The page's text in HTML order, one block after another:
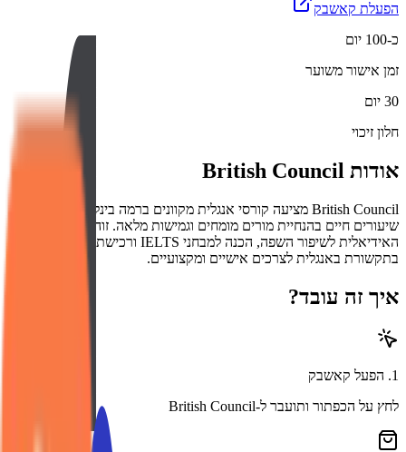
הפעלת קאשבק
כ-100 יום
זמן אישור משוער
30 יום
חלון זיכוי
אודות British Council
British Council מציעה קורסי אנגלית מקוונים ברמה בינלאומית עם
שיעורים חיים בהנחיית מורים מומחים וגמישות מלאה. זוהי הפלטפורמה
האידיאלית לשיפור השפה, הכנה למבחני IELTS ורכישת ביטחון
בתקשורת באנגלית לצרכים אישיים ומקצועיים.
איך זה עובד?
1
. הפעל קאשבק
לחץ על הכפתור ותועבר ל-British Council